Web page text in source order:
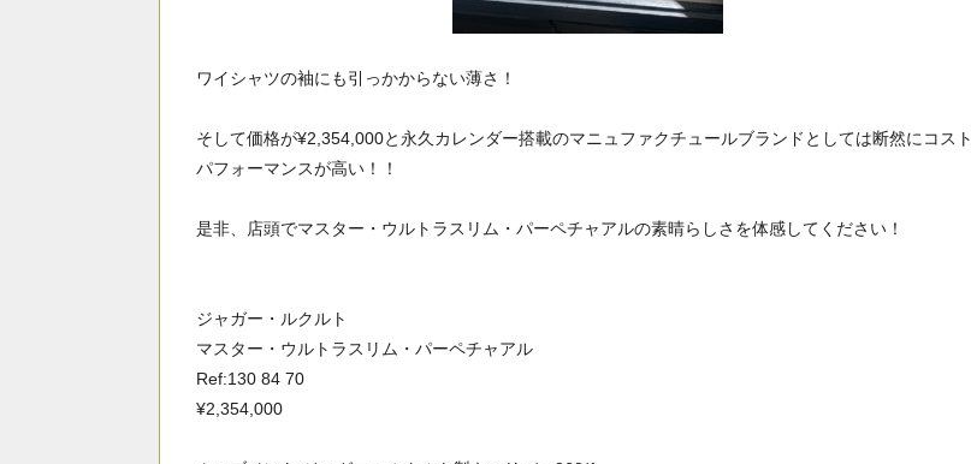
ワイシャツの袖にも引っかからない薄さ！
そして価格が¥2,354,000と永久カレンダー搭載のマニュファクチュールブランドとしては断然にコスト
パフォーマンスが高い！！
是非、店頭でマスター・ウルトラスリム・パーペチャアルの素晴らしさを体感してください！
ジャガー・ルクルト
マスター・ウルトラスリム・パーペチャアル
Ref:130 84 70
¥2,354,000